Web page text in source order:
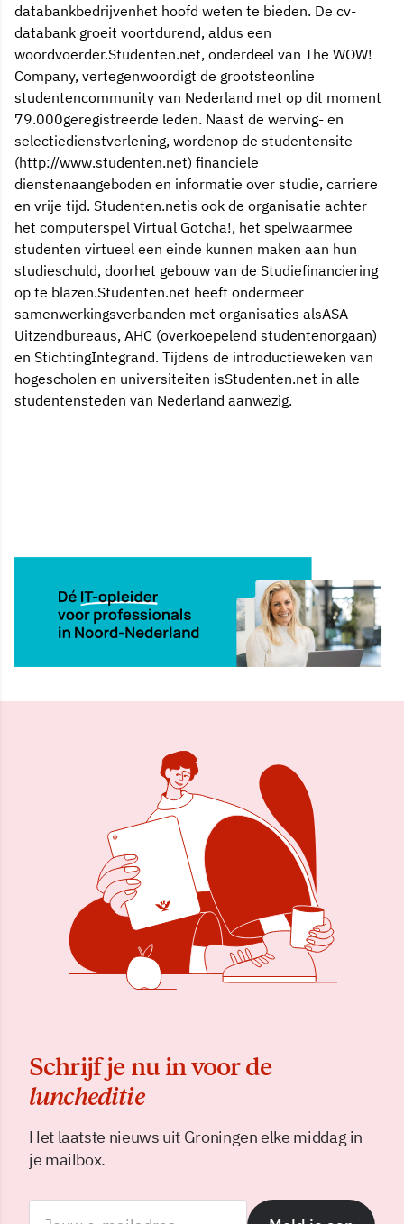
databankbedrijvenhet hoofd weten te bieden. De cv-
databank groeit voortdurend, aldus een
woordvoerder.Studenten.net, onderdeel van The WOW!
Company, vertegenwoordigt de grootsteonline
studentencommunity van Nederland met op dit moment
79.000geregistreerde leden. Naast de werving- en
selectiedienstverlening, wordenop de studentensite
(http://www.studenten.net) financiele
dienstenaangeboden en informatie over studie, carriere
en vrije tijd. Studenten.netis ook de organisatie achter
het computerspel Virtual Gotcha!, het spelwaarmee
studenten virtueel een einde kunnen maken aan hun
studieschuld, doorhet gebouw van de Studiefinanciering
op te blazen.Studenten.net heeft ondermeer
samenwerkingsverbanden met organisaties alsASA
Uitzendbureaus, AHC (overkoepelend studentenorgaan)
en StichtingIntegrand. Tijdens de introductieweken van
hogescholen en universiteiten isStudenten.net in alle
studentensteden van Nederland aanwezig.
12 sep 2001, 00:00
Schrijf je nu in voor de
luncheditie
Het laatste nieuws uit Groningen elke middag in
je mailbox.